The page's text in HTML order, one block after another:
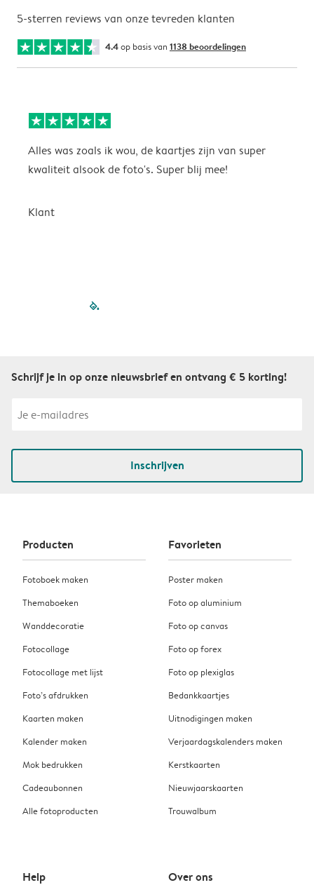
5-sterren reviews van onze tevreden klanten
4.4op basis van 1138 beoordelingen
Alles was zoals ik wou, de kaartjes zijn van super
kwaliteit alsook de foto's. Super blij mee!
Klant
filled-pagination
Schrijf je in op onze nieuwsbrief en ontvang € 5 korting!
Inschrijven
Producten
Fotoboek maken
Themaboeken
Wanddecoratie
Fotocollage
Fotocollage met lijst
Foto’s afdrukken
Kaarten maken
Kalender maken
Mok bedrukken
Cadeaubonnen
Alle fotoproducten
Favorieten
Poster maken
Foto op aluminium
Foto op canvas
Foto op forex
Foto op plexiglas
Bedankkaartjes
Uitnodigingen maken
Verjaardagskalenders maken
Kerstkaarten
Nieuwjaarskaarten
Trouwalbum
Help Over ons